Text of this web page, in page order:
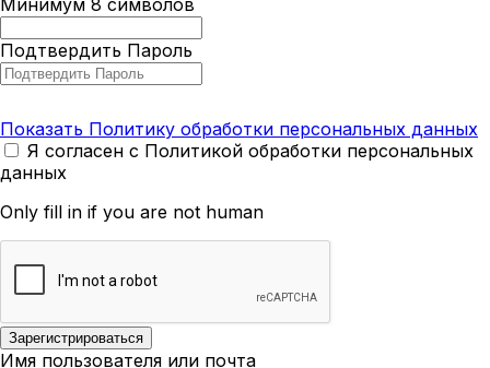
Подтвердить Пароль
Показать Политику обработки персональных данных
Я согласен с Политикой обработки персональных
данных
Only fill in if you are not human
Имя пользователя или почта